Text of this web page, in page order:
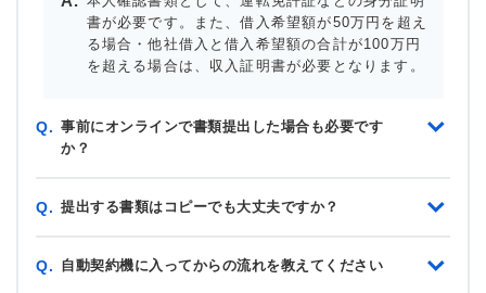
書が必要です。また、借入希望額が50万円を超え
る場合・他社借入と借入希望額の合計が100万円
を超える場合は、収入証明書が必要となります。
Q. 事前にオンラインで書類提出した場合も必要です
か？
Q. 提出する書類はコピーでも大丈夫ですか？
Q. 自動契約機に入ってからの流れを教えてください